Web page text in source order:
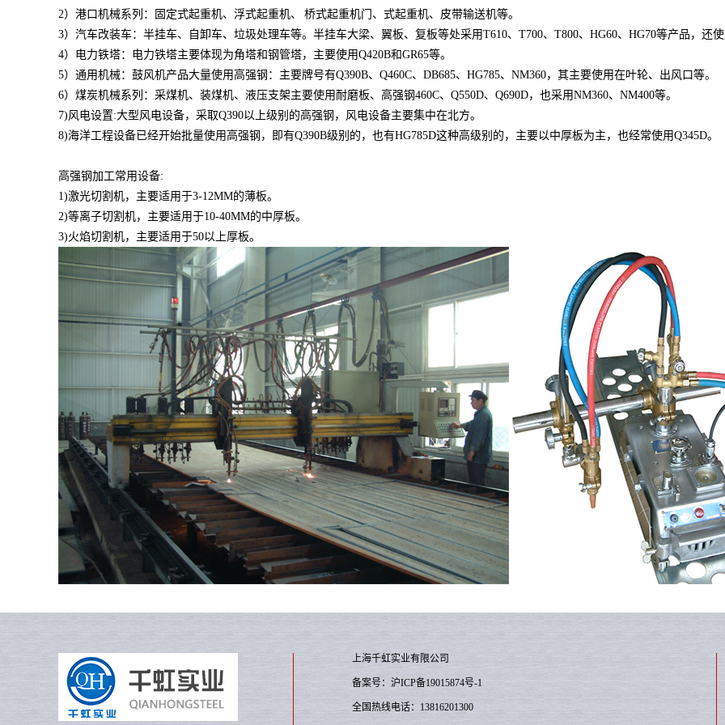
2）港口机械系列：固定式起重机、浮式起重机、 桥式起重机门、式起重机、皮带输送机等。
3）汽车改装车：半挂车、自卸车、垃圾处理车等。半挂车大梁、翼板、复板等处采用T610、T700、T800、HG60、HG70等产品，还使
4）电力铁塔：电力铁塔主要体现为角塔和钢管塔，主要使用Q420B和GR65等。
5）通用机械：鼓风机产品大量使用高强钢：主要牌号有Q390B、Q460C、DB685、HG785、NM360，其主要使用在叶轮、出风口等。
6）煤炭机械系列：采煤机、装煤机、液压支架主要使用耐磨板、高强钢460C、Q550D、Q690D，也采用NM360、NM400等。
7)风电设置:大型风电设备，采取Q390以上级别的高强钢，风电设备主要集中在北方。
8)海洋工程设备已经开始批量使用高强钢，即有Q390B级别的，也有HG785D这种高级别的，主要以中厚板为主，也经常使用Q345D。
高强钢加工常用设备:
1)激光切割机，主要适用于3-12MM的薄板。
2)等离子切割机，主要适用于10-40MM的中厚板。
3)火焰切割机，主要适用于50以上厚板。
上海千虹实业有限公司
备案号：沪ICP备19015874号-1
全国热线电话：13816201300